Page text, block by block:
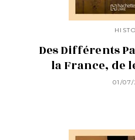
Des Différents
la France, de
01/07/